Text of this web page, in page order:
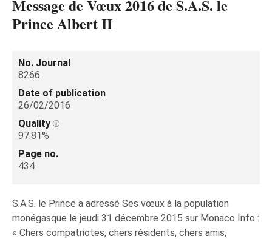
Message de Vœux 2016 de S.A.S. le
Prince Albert II
No. Journal
8266
Date of publication
26/02/2016
Quality
97.81%
Page no.
434
S.A.S. le Prince a adressé Ses vœux à la population
monégasque le jeudi 31 décembre 2015 sur Monaco Info :
« Chers compatriotes, chers résidents, chers amis,